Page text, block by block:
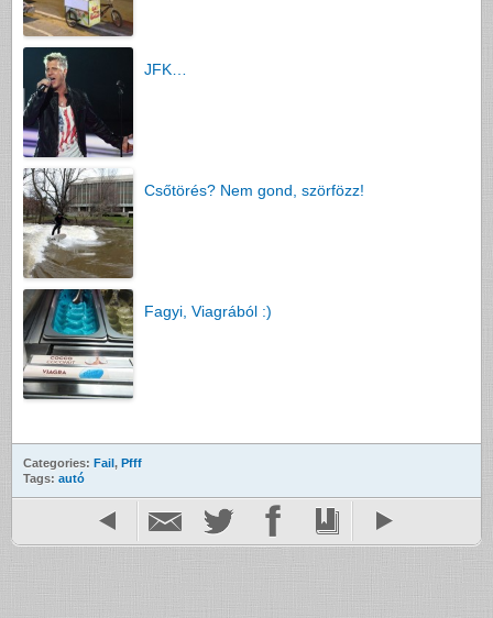
JFK…
Csőtörés? Nem gond, szörfözz!
Fagyi, Viagrából :)
Categories: Fail, Pfff
Tags: autó